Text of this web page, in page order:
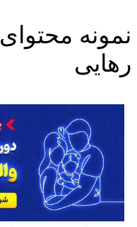
نمونه
رهایی